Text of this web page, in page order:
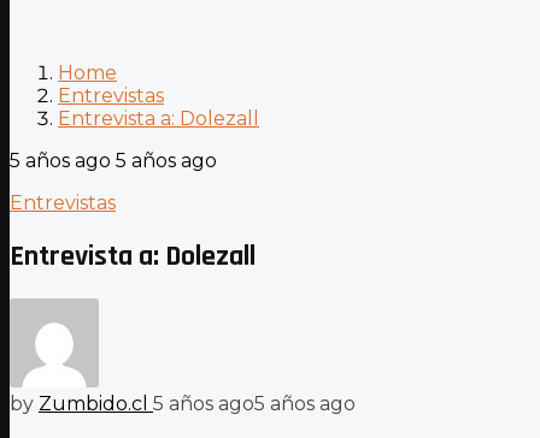
Home
Entrevistas
Entrevista a: Dolezall
5 años ago 5 años ago
Entrevistas
Entrevista a: Dolezall
by Zumbido.cl 5 años ago5 años ago